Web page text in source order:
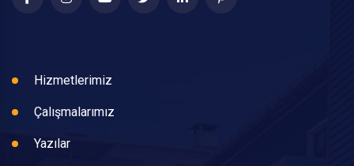
Hizmetlerimiz
Çalışmalarımız
Yazılar